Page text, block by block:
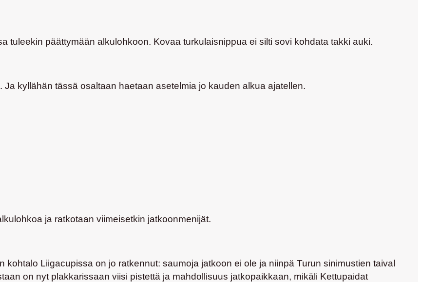
tuleekin päättymään alkulohkoon. Kovaa turkulaisnippua ei silti sovi kohdata takki auki.
kyllähän tässä osaltaan haetaan asetelmia jo kauden alkua ajatellen.
ja ratkotaan viimeisetkin jatkoonmenijät.
Liigacupissa on jo ratkennut: saumoja jatkoon ei ole ja niinpä Turun sinimustien taival
on nyt plakkarissaan viisi pistettä ja mahdollisuus jatkopaikkaan, mikäli Kettupaidat